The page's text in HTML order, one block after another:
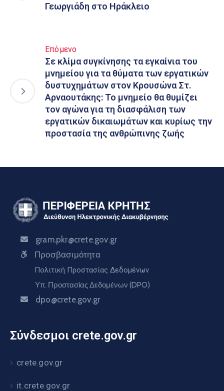
Γεωργιάδη στο Ηράκλειο
Επόμενο
Σε κλίμα συγκίνησης τα εγκαίνια του
μνημείου για τα θύματα των εργατικών
δυστυχημάτων στον Κρουσώνα Στ.
Αρναουτάκης: Το μνημείο θα θυμίζει
τον αγώνα για τη διασφάλιση των
εργατικών δικαιωμάτων και κυρίως την
προστασία της ανθρώπινης ζωής
gram.pkr@crete.gov.gr
Προσβασιμότητα
Πολιτική Προστασίας Δεδομένων
Υπ. Προστασίας Δεδομένων (DPO)
dpo@crete.gov.gr
Σύνδεσμοι crete.gov.gr
crete.gov.gr
it.crete.gov.gr